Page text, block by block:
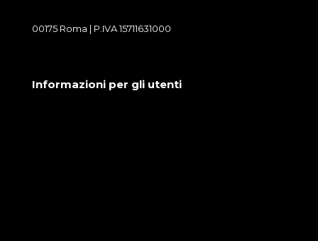
00175 Roma | P.IVA 15711631000
Informazioni per gli utenti